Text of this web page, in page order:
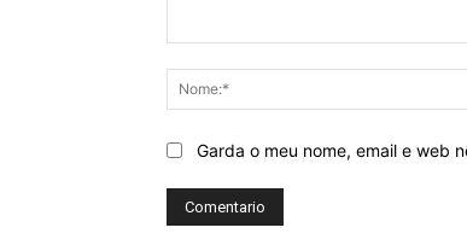
Garda o meu nome, email e web